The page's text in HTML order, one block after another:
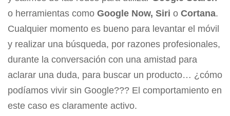
o herramientas como Google Now, Siri o Cortana.
Cualquier momento es bueno para levantar el móvil
y realizar una búsqueda, por razones profesionales,
durante la conversación con una amistad para
aclarar una duda, para buscar un producto… ¿cómo
podíamos vivir sin Google??? El comportamiento en
este caso es claramente activo.